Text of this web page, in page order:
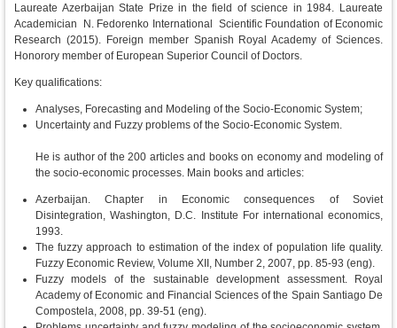
Laureate Azerbaijan State Prize in the field of science in 1984. Laureate
Academician N. Fedorenko International Scientific Foundation of Economic
Research (2015). Foreign member Spanish Royal Academy of Sciences.
Honorory member of European Superior Council of Doctors.
Key qualifications:
Analyses, Forecasting and Modeling of the Socio-Economic System;
Uncertainty and Fuzzy problems of the Socio-Economic System.
He is author of the 200 articles and books on economy and modeling of
the socio-economic processes. Main books and articles:
Azerbaijan. Chapter in Economic consequences of Soviet
Disintegration, Washington, D.C. Institute For international economics,
1993.
The fuzzy approach to estimation of the index of population life quality.
Fuzzy Economic Review, Volume XII, Number 2, 2007, pp. 85-93 (eng).
Fuzzy models of the sustainable development assessment. Royal
Academy of Economic and Financial Sciences of the Spain Santiago De
Compostela, 2008, pp. 39-51 (eng).